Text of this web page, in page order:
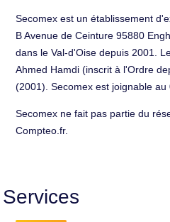
Secomex est un établissement
B Avenue de Ceinture 95880
dans le Val-d'Oise depuis 2001.
Ahmed Hamdi (inscrit à l'Ordre
(2001). Secomex est joignable au
Secomex ne fait pas partie du
Compteo.fr.
Services